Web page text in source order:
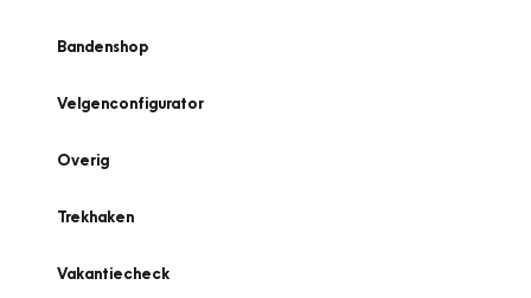
Bandenshop
Velgenconfigurator
Overig
Trekhaken
Vakantiecheck